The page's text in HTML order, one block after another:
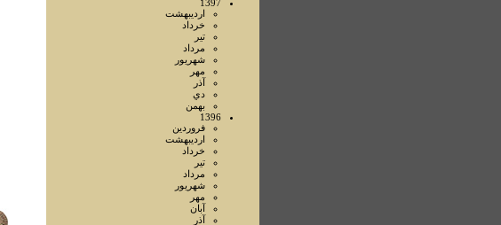
1397
ارديبهشت
خرداد
تير
مرداد
شهريور
مهر
آذر
دي
بهمن
1396
فروردين
ارديبهشت
خرداد
تير
مرداد
شهريور
مهر
آبان
آذر